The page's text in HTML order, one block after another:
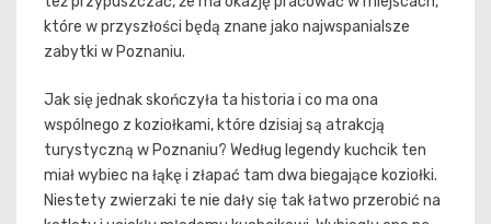
które w przyszłości będą znane jako najwspanialsze
zabytki w Poznaniu.
Jak się jednak skończyła ta historia i co ma ona
wspólnego z koziołkami, które dzisiaj są atrakcją
turystyczną w Poznaniu? Według legendy kuchcik ten
miał wybiec na łąkę i złapać tam dwa biegające koziołki.
Niestety zwierzaki te nie dały się tak łatwo przerobić na